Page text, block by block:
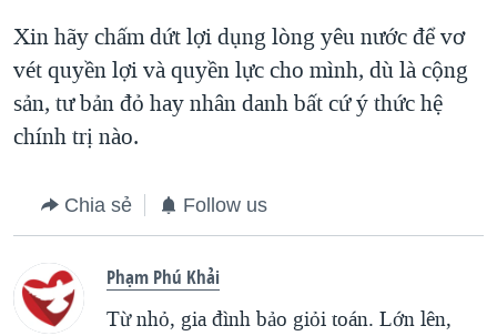
Xin hãy chấm dứt lợi dụng lòng yêu nước để vơ
vét quyền lợi và quyền lực cho mình, dù là cộng
sản, tư bản đỏ hay nhân danh bất cứ ý thức hệ
chính trị nào.
Chia sẻ Follow us
Phạm Phú Khải
Từ nhỏ, gia đình bảo giỏi toán. Lớn lên,